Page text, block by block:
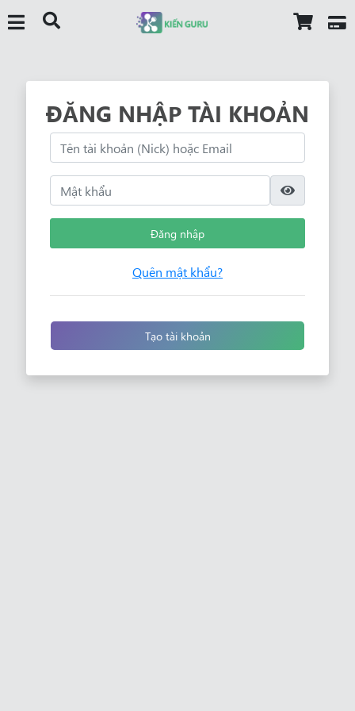
ĐĂNG NHẬP TÀI KHOẢN
Đăng nhập
Quên mật khẩu?
Tạo tài khoản